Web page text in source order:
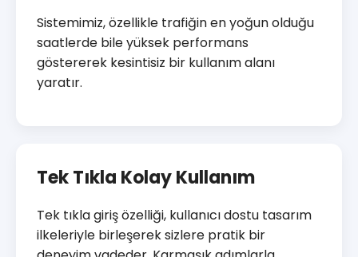
Sistemimiz, özellikle trafiğin en yoğun olduğu
saatlerde bile yüksek performans
göstererek kesintisiz bir kullanım alanı
yaratır.
Tek Tıkla Kolay Kullanım
Tek tıkla giriş özelliği, kullanıcı dostu tasarım
ilkeleriyle birleşerek sizlere pratik bir